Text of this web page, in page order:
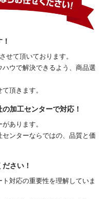
せて頂いております。
ウで解決できるよう、商品選
頂きます。
加工センターで対応！
あります。
ンターならではの、品質と価
さい！
対応の重要性を理解していま